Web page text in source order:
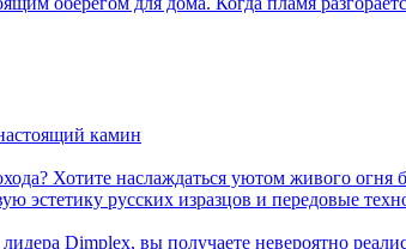
камин
Хотите наслаждаться уютом живого огня
эстетику русских изразцов и передовые
Dimplex, вы получаете невероятно